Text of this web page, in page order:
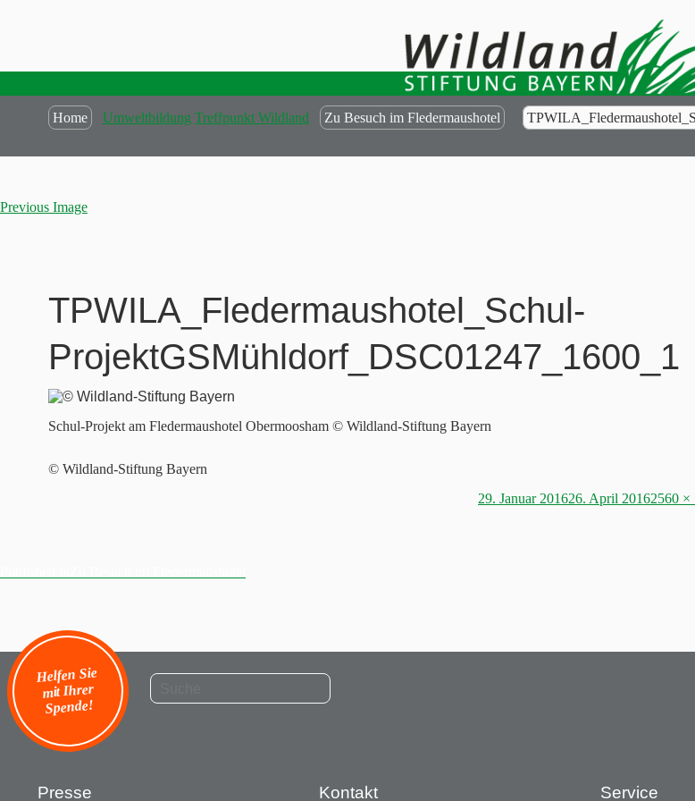
Home Umweltbildung Treffpunkt Wildland Zu Besuch im Fledermaushotel
Previous Image
TPWILA_Fledermaushotel_Schul-
ProjektGSMühldorf_DSC01247_1600_1
Schul-Projekt am Fledermaushotel Obermoosham © Wildland-Stiftung Bayern
© Wildland-Stiftung Bayern
Posted
29. Januar 201626. April 2016Full
2560 ×
Beitragsnavigation
Helfen Sie
mit Ihrer
Spende!
Presse Kontakt Service